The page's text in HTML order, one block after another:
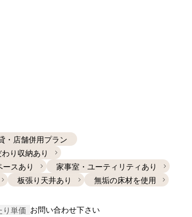
・店舗併用プラン
わり収納あり
スあり
家事室・ユーティリティあり
板張り天井あり 無垢の床材を使用
り単価 お問い合わせ下さい